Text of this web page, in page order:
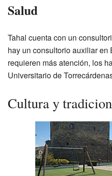
Salud
Tahal cuenta con un
hay un consultorio auxiliar en
requieren más atención, los
Universitario de
Cultura y